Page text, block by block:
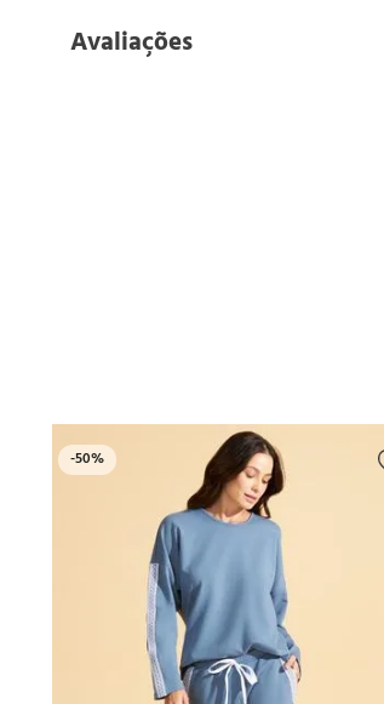
Avaliações
-50%